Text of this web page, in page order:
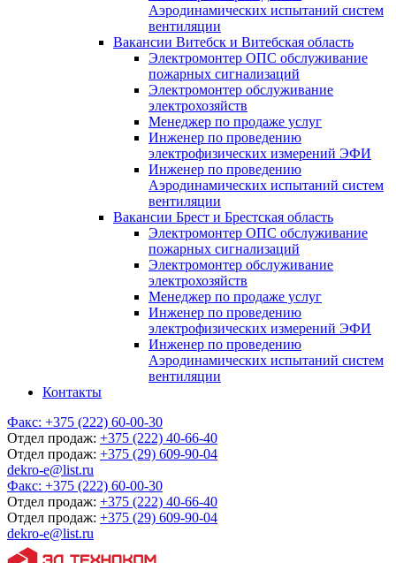
Аэродинамических испытаний систем
вентиляции
Вакансии Витебск и Витебская область
Электромонтер ОПС обслуживание
пожарных сигнализаций
Электромонтер обслуживание
электрохозяйств
Менеджер по продаже услуг
Инженер по проведению
электрофизических измерений ЭФИ
Инженер по проведению
Аэродинамических испытаний систем
вентиляции
Вакансии Брест и Брестская область
Электромонтер ОПС обслуживание
пожарных сигнализаций
Электромонтер обслуживание
электрохозяйств
Менеджер по продаже услуг
Инженер по проведению
электрофизических измерений ЭФИ
Инженер по проведению
Аэродинамических испытаний систем
вентиляции
Контакты
Факс: +375 (222) 60-00-30
Отдел продаж: +375 (222) 40-66-40
Отдел продаж: +375 (29) 609-90-04
dekro-e@list.ru
Факс: +375 (222) 60-00-30
Отдел продаж: +375 (222) 40-66-40
Отдел продаж: +375 (29) 609-90-04
dekro-e@list.ru